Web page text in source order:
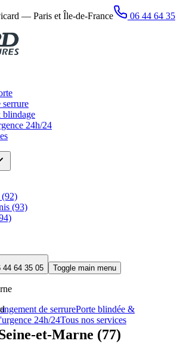
— Paris et Île-de-France
06 44 64 35
serrure
blindage
24h/24
(92)
(93)
44 64 35 05 Toggle main menu
de serrurePorte blindée &
24h/24Tous nos services
et-Marne (77)